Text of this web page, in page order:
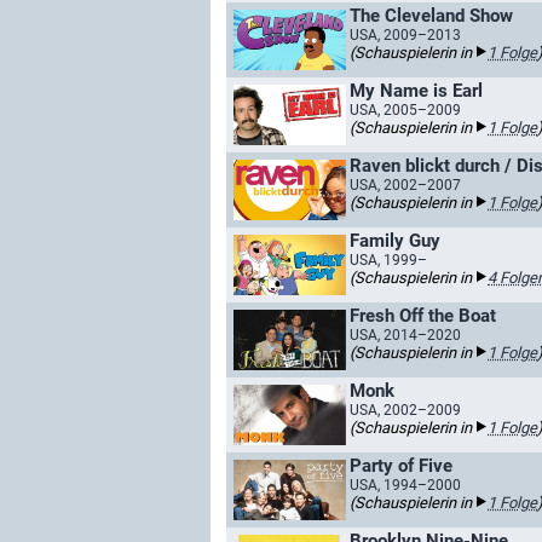
The Cleveland Show
USA, 2009–2013
(Schauspielerin in 1 Folge)
My Name is Earl
USA, 2005–2009
(Schauspielerin in 1 Folge)
Raven blickt durch /
USA, 2002–2007
(Schauspielerin in 1 Folge)
Family Guy
USA, 1999–
(Schauspielerin in 4
Fresh Off the Boat
USA, 2014–2020
(Schauspielerin in 1 Folge)
Monk
USA, 2002–2009
(Schauspielerin in 1 Folge)
Party of Five
USA, 1994–2000
(Schauspielerin in 1 Folge)